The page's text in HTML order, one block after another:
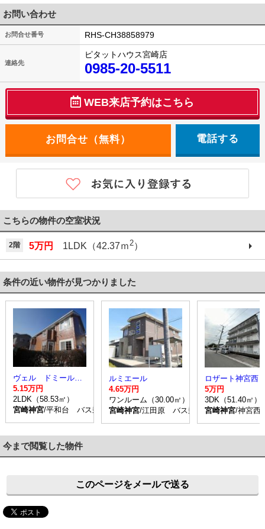
お問い合わせ
お問合せ番号 RHS-CH38858979
連絡先
ピタットハウス宮崎店
0985-20-5511
WEB来店予約はこちら
電話する
こちらの物件の空室状況
2階 5万円 1LDK（42.37ｍ2）
条件の近い物件が見つかりました
ヴェル ドミール Ｂ
5.15万円
2LDK（58.53㎡）
宮崎神宮/平和台 バス乗車時間5分 停歩7分
ルミエール
4.65万円
ワンルーム（30.00㎡）
宮崎神宮/江田原 バス乗車時間15分 停歩3
ロザート神宮西
5万円
3DK（51.40㎡）
宮崎神宮/神宮西
今まで閲覧した物件
このページをメールで送る